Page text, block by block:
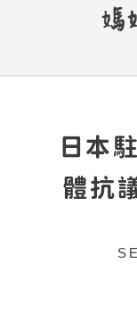
日本
體抗